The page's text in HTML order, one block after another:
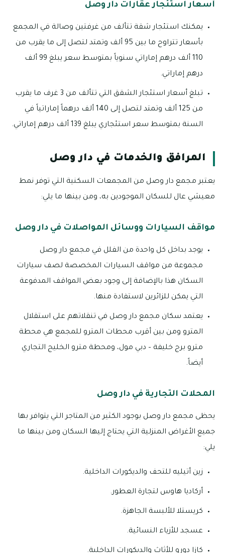
أسعار استئجار عقارات دار وصل
يمكنك استئجار شقة تتألف من غرفتين وصالة في المجمع
بأسعار تتراوح ما بين 95 ألف وتمتد لتصل إلى ما يقرب من
110 ألف درهم إماراتي سنوياً بمتوسط سعر يبلغ 99 ألف
درهم إماراتي.
تبلغ أسعار استئجار الشقق التي تتألف من 3 غرف ما يقرب
من 125 ألف وتمتد لتصل إلى 140 ألف درهماً إماراتياً في
السنة بمتوسط سعر استئجاري يبلغ 139 ألف درهم إماراتي.
المرافق والخدمات في دار وصل
يعتبر مجمع دار وصل من المجمعات السكنية التي توفر نمط
معيشي عال للسكان الموجودين به، ومن بينها ما يلي:
مواقف السيارات ووسائل المواصلات في دار وصل
يوجد بداخل كل واحدة من الفلل في مجمع دار وصل
مجموعة من مواقف السيارات المخصصة لصف سيارات
السكان هذا بالإضافة إلى وجود بعض المواقف المدفوعة
التي يمكن للزائرين لاستفادة منها.
يعتمد سكان مجمع دار وصل في تنقلاتهم على استقلال
المترو ومن بين أقرب محطات المترو للمجمع هي محطة
مترو برج خليفة – دبي مول، ومحطة مترو الخليج التجاري
أيضاً.
المحلات التجارية في دار وصل
يحظى مجمع دار وصل بوجود الكثير من المتاجر التي يتوافر بها
جميع الأغراض المنزلية التي يحتاج إليها السكان ومن بينها ما
يلي:
زين أتيليه للتحف والديكورات الداخلية.
أركاديا هاوس لتجارة العطور.
كريستلا للألبسة الجاهزة.
عسجد للأزياء النسائية.
كازا دورو للأثاث والديكورات الداخلية.